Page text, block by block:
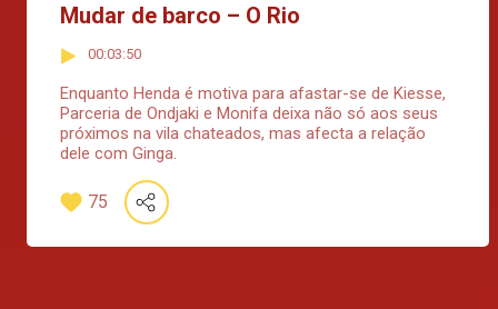
Mudar de barco – O Rio
00:03:50
Enquanto Henda é motiva para afastar-se de Kiesse,
Parceria de Ondjaki e Monifa deixa não só aos seus
próximos na vila chateados, mas afecta a relação
dele com Ginga.
75